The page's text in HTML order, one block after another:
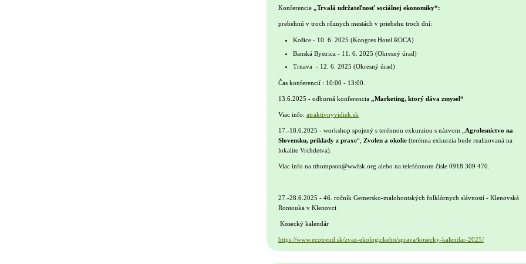
Konferencie „Trvalá udržateľnosť sociálnej ekonomiky“:
prebehnú v troch rôznych mestách v priebehu troch dní:
Košice - 10. 6. 2025 (Kongres Hotel ROCA)
Banská Bystrica - 11. 6. 2025 (Okresný úrad)
Trnava - 12. 6. 2025 (Okresný úrad)
Čas konferencií : 10:00 - 13:00.
13.6.2025 - odborná konferencia „Marketing, ktorý dáva zmysel“
Viac info: atraktivnyvidiek.sk
17.-18.6.2025 - workshop spojený s terénnou exkurziou s názvom „Agrolesníctvo na
Slovensku, príklady z praxe“, Zvolen a okolie (terénna exkurzia bude realizovaná na
lokalite Vrchdetva).
Viac info na tthompson@wwfsk.org alebo na telefónnom čísle 0918 309 470.
27.-28.6.2025 - 46. ročník Gemersko-malohontských folklórnych slávností - Klenovská
Rontouka v Klenovci
Kosecký kalendár
https://www.ecotrend.sk/zvaz-ekologickeho/sprava/kosecky-kalendar-2025/